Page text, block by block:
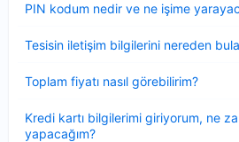
PIN kodum nedir ve ne işime
Tesisin iletişim bilgilerini nereden
Toplam fiyatı nasıl görebilirim?
Kredi kartı bilgilerimi giriyorum, ne
yapacağım?